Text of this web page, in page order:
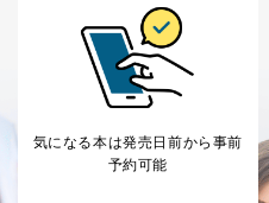
等をご利用の方の
個人情報
サー
に関
7
SNS公式アカウン
トに登録された方
の個人情報
当社
お問
質向
その
ー等
気になる本は発売日前から事前
予約可能